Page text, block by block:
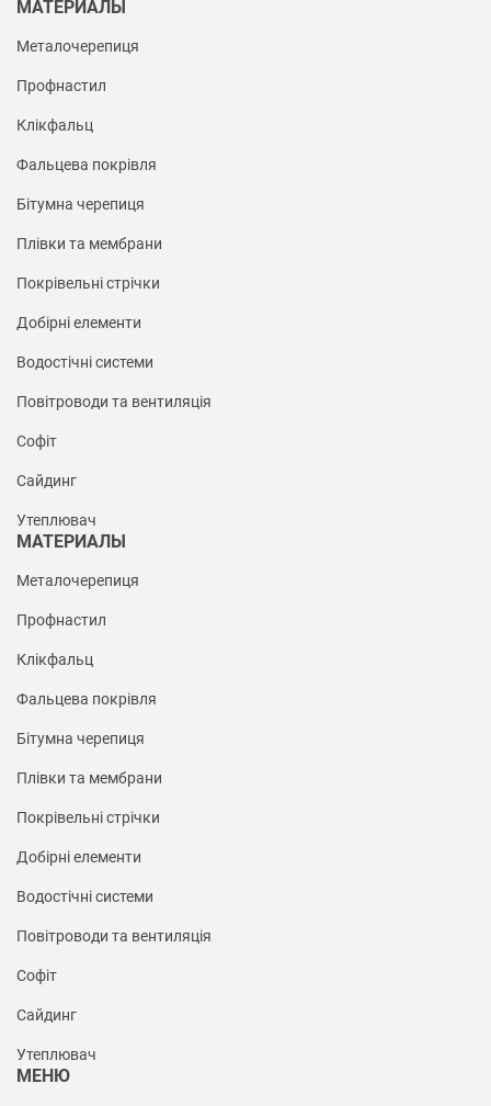
МАТЕРИАЛЫ
Металочерепиця
Профнастил
Клікфальц
Фальцева покрівля
Бітумна черепиця
Плівки та мембрани
Покрівельні стрічки
Добірні елементи
Водостічні системи
Повітроводи та вентиляція
Софіт
Сайдинг
Утеплювач
МАТЕРИАЛЫ
Металочерепиця
Профнастил
Клікфальц
Фальцева покрівля
Бітумна черепиця
Плівки та мембрани
Покрівельні стрічки
Добірні елементи
Водостічні системи
Повітроводи та вентиляція
Софіт
Сайдинг
Утеплювач
МЕНЮ